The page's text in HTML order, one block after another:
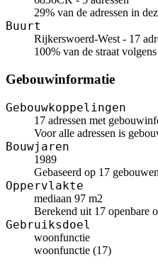
29% van de adressen in
Buurt
Rijkerswoerd-West - 17
100% van de straat
Gebouwinformatie
Gebouwkoppelingen
17 adressen met
Voor alle adressen is
Bouwjaren
1989
Gebaseerd op 17
Oppervlakte
mediaan 97 m2
Berekend uit 17 openbare
Gebruiksdoel
woonfunctie
woonfunctie (17)